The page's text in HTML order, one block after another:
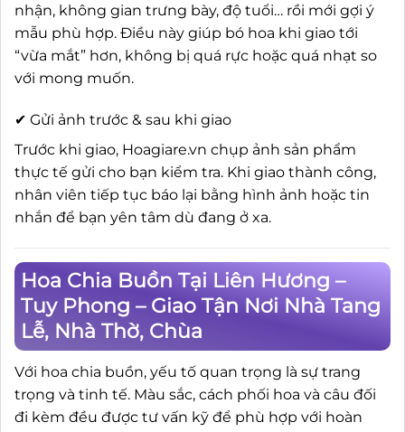
nhận, không gian trưng bày, độ tuổi… rồi mới gợi ý
mẫu phù hợp. Điều này giúp bó hoa khi giao tới
“vừa mắt” hơn, không bị quá rực hoặc quá nhạt so
với mong muốn.
✔ Gửi ảnh trước & sau khi giao
Trước khi giao, Hoagiare.vn chụp ảnh sản phẩm
thực tế gửi cho bạn kiểm tra. Khi giao thành công,
nhân viên tiếp tục báo lại bằng hình ảnh hoặc tin
nhắn để bạn yên tâm dù đang ở xa.
Hoa Chia Buồn Tại Liên Hương –
Tuy Phong – Giao Tận Nơi Nhà Tang
Lễ, Nhà Thờ, Chùa
Với hoa chia buồn, yếu tố quan trọng là sự trang
trọng và tinh tế. Màu sắc, cách phối hoa và câu đối
đi kèm đều được tư vấn kỹ để phù hợp với hoàn